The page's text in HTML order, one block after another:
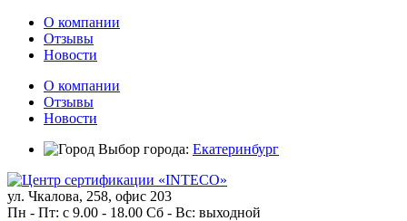
О компании
Отзывы
Новости
О компании
Отзывы
Новости
Выбор города: Екатеринбург
ул. Чкалова, 258, офис 203
Пн - Пт: c 9.00 - 18.00 Сб - Вс: выходной